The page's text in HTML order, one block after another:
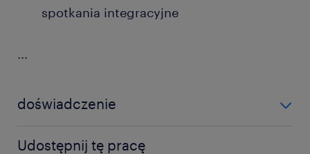
spotkania integracyjne
...
doświadczenie
Udostępnij tę pracę